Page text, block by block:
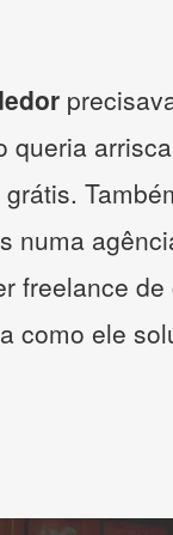
queria
numa
freelance
como ele